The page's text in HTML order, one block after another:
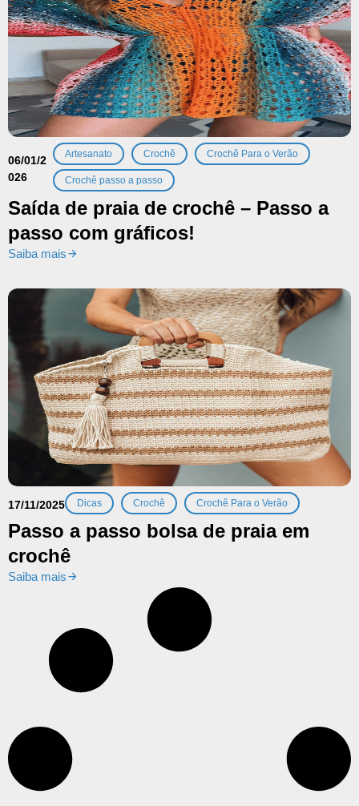
06/01/2
026
Artesanato , Crochê , Crochê Para o Verão ,
Crochê passo a passo
Saída de praia de crochê – Passo a
passo com gráficos!
Saiba mais
17/11/2025 Dicas Crochê Crochê Para o Verão
Passo a passo bolsa de praia em
crochê
Saiba mais